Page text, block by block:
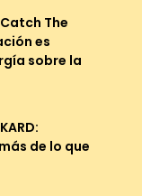
Catch The
es
sobre la
de lo que